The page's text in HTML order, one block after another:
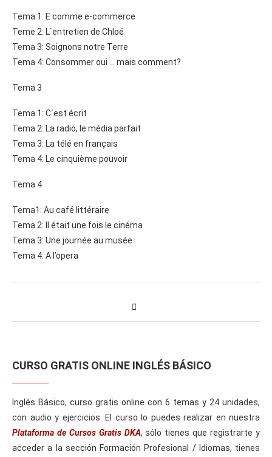
Tema 1: E comme e-commerce
Teme 2: L`entretien de Chloé
Tema 3: Soignons notre Terre
Tema 4: Consommer oui … mais comment?
Tema 3
Tema 1: C´est écrit
Tema 2: La radio, le média parfait
Tema 3: La télé en français
Tema 4: Le cinquième pouvoir
Tema 4
Tema1: Au café littéraire
Tema 2: Il était une fois le cinéma
Tema 3: Une journée au musée
Tema 4: A l’opera
CURSO GRATIS ONLINE INGLÉS BÁSICO
Inglés Básico, curso gratis online con 6 temas y 24 unidades,
con audio y ejercicios. El curso lo puedes realizar en nuestra
Plataforma de Cursos Gratis DKA, sólo tienes que registrarte y
acceder a la sección Formación Profesional / Idiomas, tienes